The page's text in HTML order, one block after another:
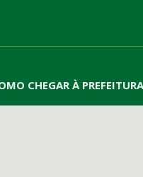
CHEGAR À PREFEITURA